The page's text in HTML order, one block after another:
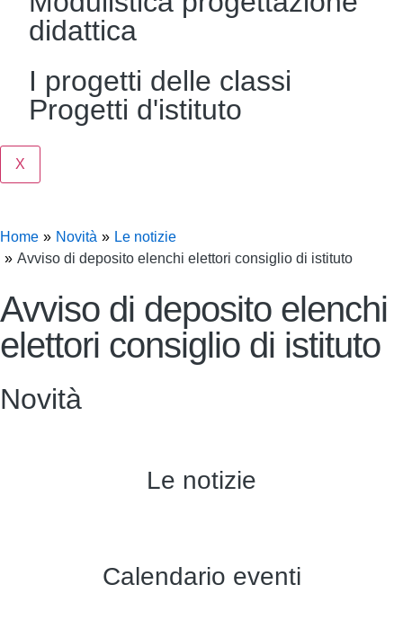
didattica
I progetti delle classi
Progetti d'istituto
X
Home Novità
Le notizie
Avviso di deposito elenchi elettori consiglio di istituto
Avviso di deposito elenchi
elettori consiglio di istituto
Novità
Le notizie
Calendario eventi